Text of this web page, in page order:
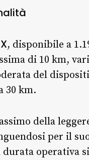
, disponibile a
di 10 km,
del
30 km.
della
per il
operativa